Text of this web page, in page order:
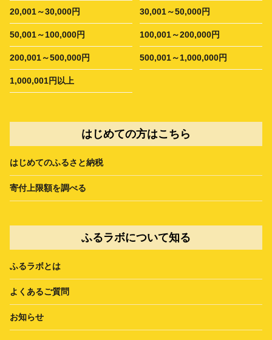
20,001～30,000円 30,001～50,000円
50,001～100,000円 100,001～200,000円
200,001～500,000円 500,001～1,000,000円
1,000,001円以上
はじめての方はこちら
はじめてのふるさと納税
寄付上限額を調べる
ふるラボについて知る
ふるラボとは
よくあるご質問
お知らせ